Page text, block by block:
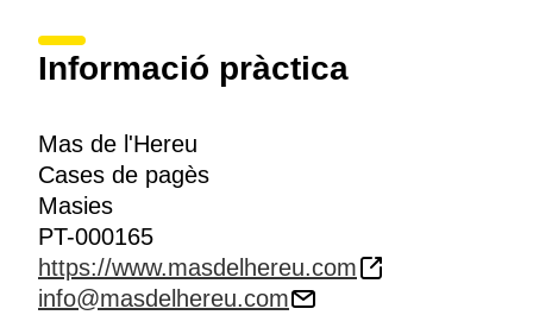
Informació pràctica
Mas de l'Hereu
Cases de pagès
Masies
PT-000165
https://www.masdelhereu.com
info@masdelhereu.com